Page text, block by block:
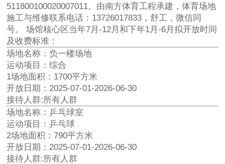
511800100020007011。由南方体育工程承建，体育场地
施工与维修联系电话：13726017833，舒工，微信同
号。 场馆核心区当年7月-12月和下年1月-6月拟开放时间
及收费标准：
场地名称：负一楼场地
运动项目：综合
1场地面积：1700平方米
开放日期：2025-07-01-2026-06-30
接待人群:所有人群
场地名称：乒乓球室
运动项目：乒乓球
2场地面积：790平方米
开放日期：2025-07-01-2026-06-30
接待人群:所有人群